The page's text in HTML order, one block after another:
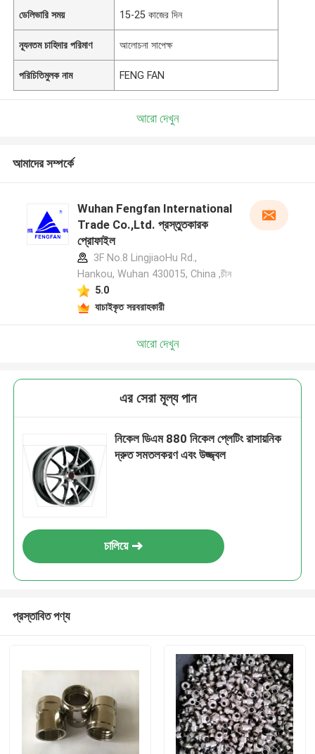
ডেলিভারি সময় 15-25 কাজের দিন
ন্যূনতম চাহিদার পরিমাণ আলোচনা সাপেক্ষ
পরিচিতিমুলক নাম FENG FAN
আরো দেখুন
আমাদের সম্পর্কে
Wuhan Fengfan International
Trade Co.,Ltd. প্রস্তুতকারক
প্রোফাইল
3F No.8 LingjiaoHu Rd.,
Hankou, Wuhan 430015, China ,চীন
5.0
যাচাইকৃত সরবরাহকারী
আরো দেখুন
এর সেরা মূল্য পান
নিকেল ডিএম 880 নিকেল প্লেটিং রাসায়নিক
দ্রুত সমতলকরণ এবং উজ্জ্বল
চালিয়ে
প্রস্তাবিত পণ্য